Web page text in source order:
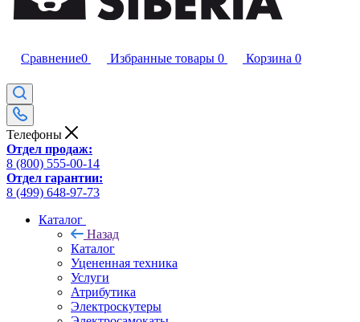
Сравнение0 Избранные товары 0 Корзина 0
Телефоны
Отдел продаж:
8 (800) 555-00-14
Отдел гарантии:
8 (499) 648-97-73
Каталог
Назад
Каталог
Уцененная техника
Услуги
Атрибутика
Электроскутеры